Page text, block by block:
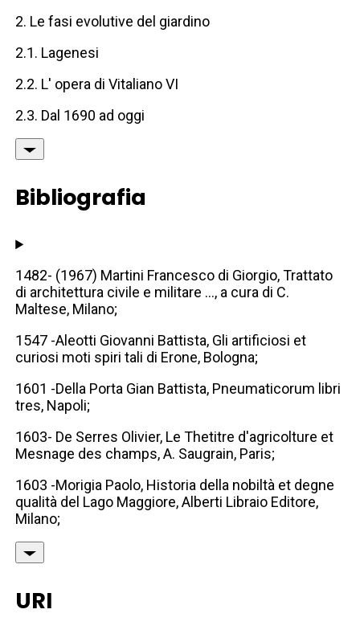
2. Le fasi evolutive del giardino
2.1. Lagenesi
2.2. L' opera di Vitaliano VI
2.3. Dal 1690 ad oggi
Bibliografia
1482- (1967) Martini Francesco di Giorgio, Trattato
di architettura civile e militare ..., a cura di C.
Maltese, Milano;
1547 -Aleotti Giovanni Battista, Gli artificiosi et
curiosi moti spiri tali di Erone, Bologna;
1601 -Della Porta Gian Battista, Pneumaticorum libri
tres, Napoli;
1603- De Serres Olivier, Le Thetitre d'agricolture et
Mesnage des champs, A. Saugrain, Paris;
1603 -Morigia Paolo, Historia della nobiltà et degne
qualità del Lago Maggiore, Alberti Libraio Editore,
Milano;
URI